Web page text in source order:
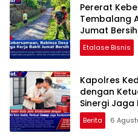
Pererat
Tembalang
Jumat Bersih
Etalase Bisnis
Kapolres
dengan
Sinergi Jaga
Berita 6